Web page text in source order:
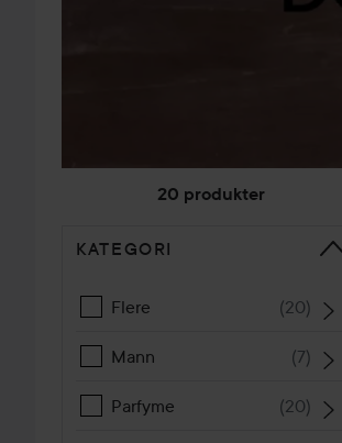
20 produkter
GÅ TIL SORTERE
KATEGORI
Flere (20)
Mann (7)
Parfyme (20)